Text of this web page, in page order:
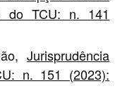
do TCU: n. 141
Jurisprudência
n. 151 (2023):